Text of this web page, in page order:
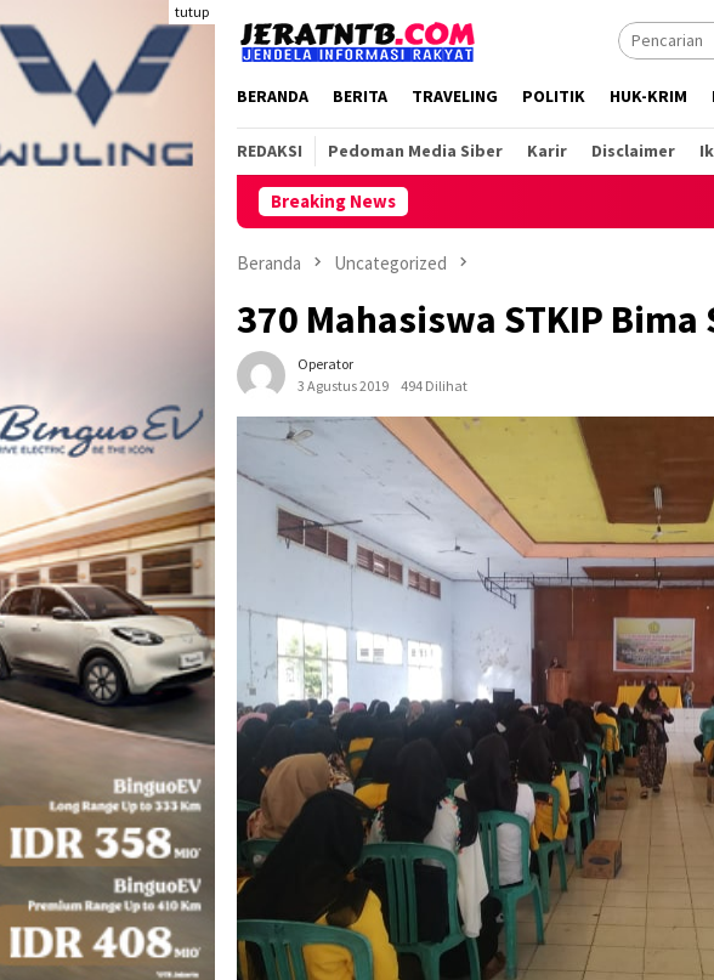
ke
konten
tutup
BERANDA BERITA TRAVELING POLITIK HUK-KRIM
REDAKSI Pedoman Media Siber Karir Disclaimer
Breaking News
Beranda Uncategorized
370 Mahasiswa STKIP
Operator
3 Agustus 2019
494 Dilihat